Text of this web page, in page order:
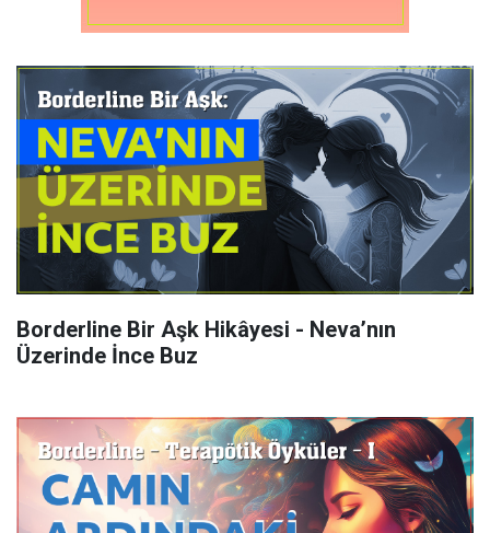
Borderline Bir Aşk Hikâyesi - Neva’nın
Üzerinde İnce Buz